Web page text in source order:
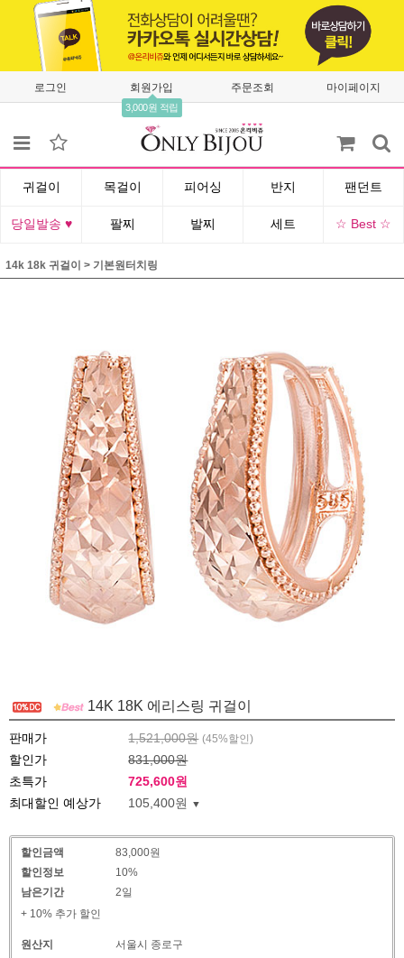
로그인 회원가입
3,000원 적립
주문조회 마이페이지
귀걸이 목걸이 피어싱 반지 팬던트
당일발송 ♥ 팔찌 발찌 세트 ☆ Best ☆
14k 18k 귀걸이 > 기본원터치링
14K 18K 에리스링 귀걸이
판매가 1,521,000원 (45%할인)
할인가
831,000원
초특가
725,600원
최대할인 예상가
105,400원
할인금액
83,000원
할인정보
10%
남은기간
2일
+ 10% 추가 할인
원산지
서울시 종로구